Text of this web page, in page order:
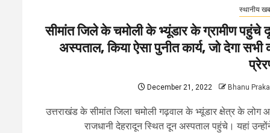
स्थानीय
सीमांत जिले के चमोली के भ्यूंडार के ग्रामीण पहुंचे
अस्पताल, किया ऐसा पुनीत कार्य, जो देगा सभी
December 21, 2022 Bhanu
उत्तराखंड के सीमांत जिला चमोली गढ़वाल के भ्यूंडार क्षेत्र के लोग
राजधानी देहरादून स्थित दून अस्पताल पहुंचे। यहां